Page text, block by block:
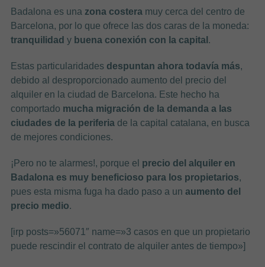
Badalona es una zona costeramuy cerca del centro de
Barcelona, por lo que ofrece las dos caras de la moneda:
tranquilidad y buena conexión con la capital .
Estas particularidades despuntan ahora todavía más,
debido al desproporcionado aumento del precio del
alquiler en la ciudad de Barcelona. Este hecho ha
comportado mucha migración de la demanda a las
ciudades de la periferiade la capital catalana, en busca
de mejores condiciones.
¡Pero no te alarmes!, porque el precio del alquiler en
Badalona es muy beneficioso para los propietarios,
pues esta misma fuga ha dado paso a un aumento del
precio medio.
[irp posts=»56071″ name=»3 casos en que un propietario
puede rescindir el contrato de alquiler antes de tiempo»]